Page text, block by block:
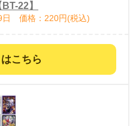
22】
日 価格：220円(税込)
こちら